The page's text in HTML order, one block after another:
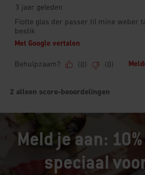
Meld je aan:
speciaal